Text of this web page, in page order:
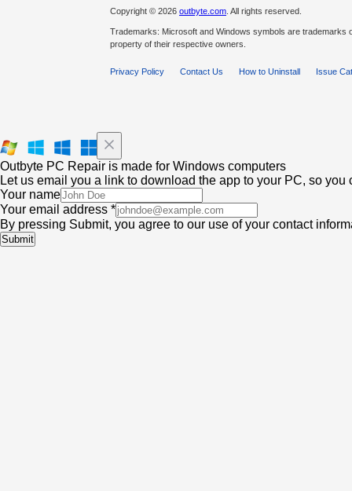
Copyright © 2026 outbyte.com . All rights reserved.
Trademarks: Microsoft and Windows symbols are
property of their respective owners.
Privacy Policy Contact Us How to Uninstall Issue
Outbyte PC Repair is made for Windows computers
Let us email you a link to download the app to your PC, so
Your name
Your email address *
By pressing Submit, you agree to our use of your contact